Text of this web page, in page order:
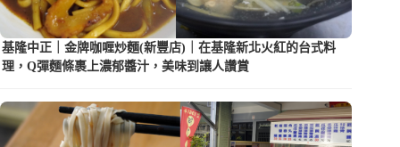
基隆中正｜金牌咖喱炒麵(新豐店)｜在基隆新北火紅的台式料
理，Q彈麵條裹上濃郁醬汁，美味到讓人讚賞